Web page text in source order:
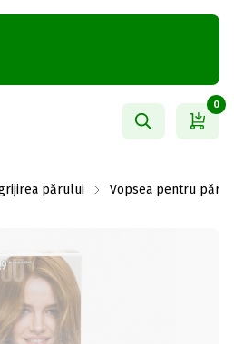
0
părului Vopsea pentru păr